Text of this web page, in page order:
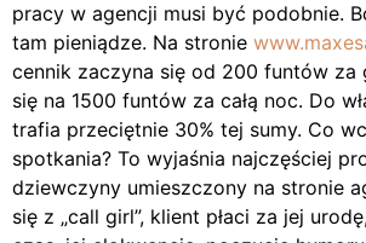
pracy w agencji musi być podobnie.
tam pieniądze. Na stronie
cennik zaczyna się od 200 funtów za
się na 1500 funtów za całą noc. Do
trafia przeciętnie 30% tej sumy. Co
spotkania? To wyjaśnia najczęściej
dziewczyny umieszczony na stronie
się z „call girl”, klient płaci za jej